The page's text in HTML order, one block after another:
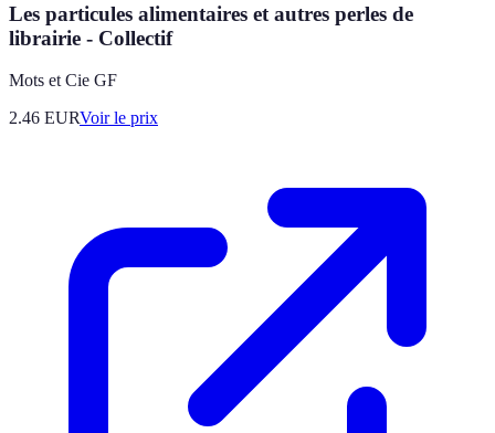
Les particules alimentaires et autres perles de
librairie - Collectif
Mots et Cie GF
2.46 EURVoir le prix